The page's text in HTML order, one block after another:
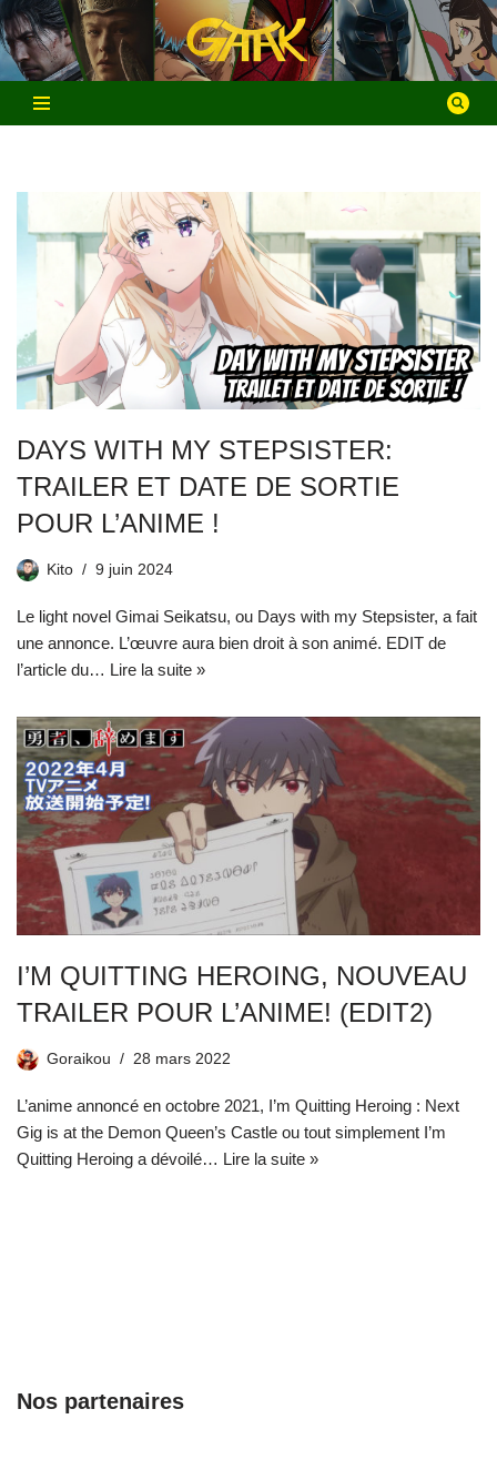
Aller
au
contenu
DAYS WITH MY STEPSISTER:
TRAILER ET DATE DE SORTIE
POUR L’ANIME !
Kito 9 juin 2024
Le light novel Gimai Seikatsu, ou Days with my Stepsister, a fait
une annonce. L’œuvre aura bien droit à son animé. EDIT de
l’article du… Lire la suite »
I’M QUITTING HEROING, NOUVEAU
TRAILER POUR L’ANIME! (EDIT2)
Goraikou 28 mars 2022
L’anime annoncé en octobre 2021, I’m Quitting Heroing : Next
Gig is at the Demon Queen’s Castle ou tout simplement I’m
Quitting Heroing a dévoilé… Lire la suite »
Nos partenaires